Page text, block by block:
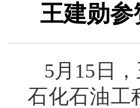
王建勋参
5月15日
石化石油工